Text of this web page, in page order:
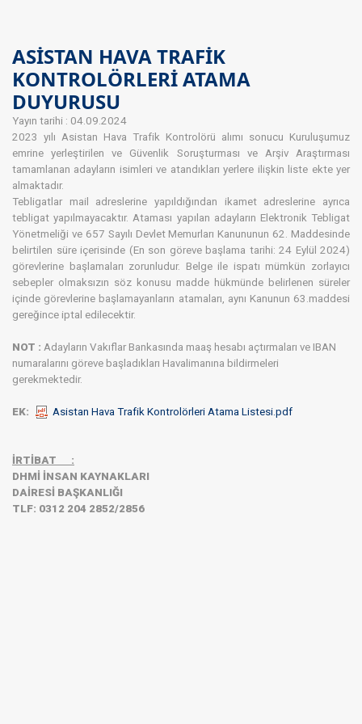
ASİSTAN HAVA TRAFİK
KONTROLÖRLERİ ATAMA
DUYURUSU
Yayın tarihi : 04.09.2024
2023 yılı Asistan Hava Trafik Kontrolörü alımı sonucu Kuruluşumuz
emrine yerleştirilen ve Güvenlik Soruşturması ve Arşiv Araştırması
tamamlanan adayların isimleri ve atandıkları yerlere ilişkin liste ekte yer
almaktadır.
Tebligatlar mail adreslerine yapıldığından ikamet adreslerine ayrıca
tebligat yapılmayacaktır. Ataması yapılan adayların Elektronik Tebligat
Yönetmeliği ve 657 Sayılı Devlet Memurları Kanununun 62. Maddesinde
belirtilen süre içerisinde (En son göreve başlama tarihi: 24 Eylül 2024)
görevlerine başlamaları zorunludur. Belge ile ispatı mümkün zorlayıcı
sebepler olmaksızın söz konusu madde hükmünde belirlenen süreler
içinde görevlerine başlamayanların atamaları, aynı Kanunun 63.maddesi
gereğince iptal edilecektir.
NOT : Adayların Vakıflar Bankasında maaş hesabı açtırmaları ve IBAN
numaralarını göreve başladıkları Havalimanına bildirmeleri
gerekmektedir.
EK: Asistan Hava Trafik Kontrolörleri Atama Listesi.pdf
İRTİBAT
:
DHMİ İNSAN KAYNAKLARI
DAİRESİ BAŞKANLIĞI
TLF: 0312 204 2852/2856​